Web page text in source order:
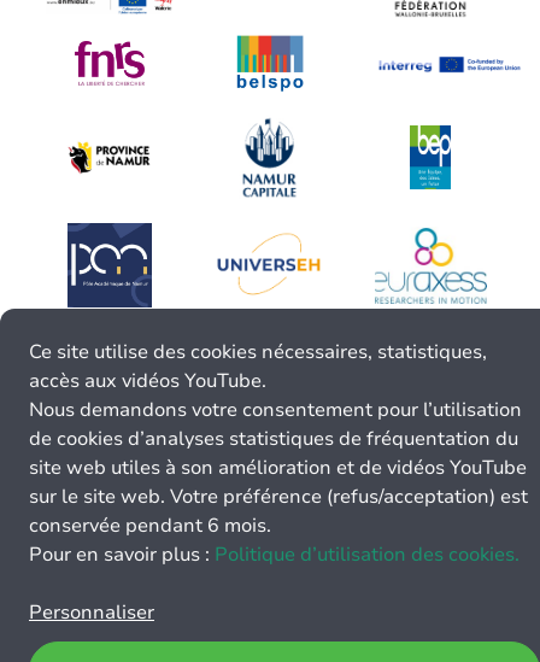
Ce site utilise des cookies nécessaires, statistiques,
accès aux vidéos YouTube.
Nous demandons votre consentement pour l’utilisation
de cookies d’analyses statistiques de fréquentation du
site web utiles à son amélioration et de vidéos YouTube
sur le site web. Votre préférence (refus/acceptation) est
conservée pendant 6 mois.
Pour en savoir plus : Politique d’utilisation des cookies.
Personnaliser